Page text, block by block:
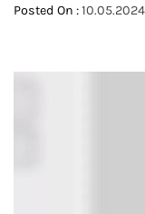
Posted On :10.05.2024